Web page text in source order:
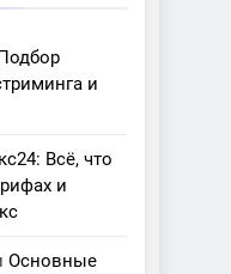
и
Всё, что
и
Основные